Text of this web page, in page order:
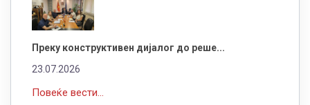
Преку конструктивен дијалог до реше...
23.07.2026
Повеќе вести...